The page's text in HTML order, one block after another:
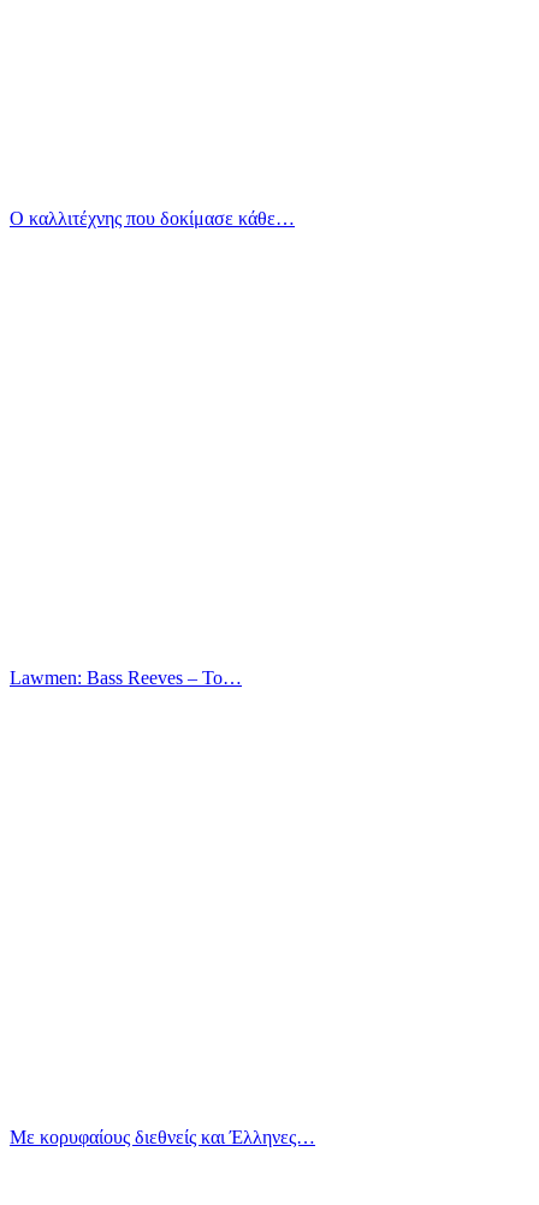
Ο καλλιτέχνης που δοκίμασε κάθε…
Lawmen: Bass Reeves – Το…
Με κορυφαίους διεθνείς και Έλληνες…